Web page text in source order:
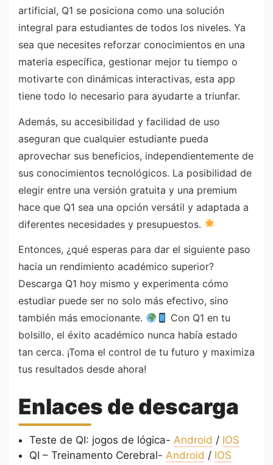
artificial, Q1 se posiciona como una solución
integral para estudiantes de todos los niveles. Ya
sea que necesites reforzar conocimientos en una
materia específica, gestionar mejor tu tiempo o
motivarte con dinámicas interactivas, esta app
tiene todo lo necesario para ayudarte a triunfar.
Además, su accesibilidad y facilidad de uso
aseguran que cualquier estudiante pueda
aprovechar sus beneficios, independientemente de
sus conocimientos tecnológicos. La posibilidad de
elegir entre una versión gratuita y una premium
hace que Q1 sea una opción versátil y adaptada a
diferentes necesidades y presupuestos.
Entonces, ¿qué esperas para dar el siguiente paso
hacia un rendimiento académico superior?
Descarga Q1 hoy mismo y experimenta cómo
estudiar puede ser no solo más efectivo, sino
también más emocionante.
Con Q1 en tu
bolsillo, el éxito académico nunca había estado
tan cerca. ¡Toma el control de tu futuro y maximiza
tus resultados desde ahora!
Enlaces de descarga
Teste de QI: jogos de lógica- Android / IOS
QI – Treinamento Cerebral- Android / IOS